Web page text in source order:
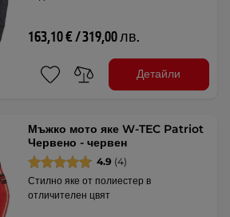
163,10 € / 319,00 лв.
Детайли
Мъжко мото яке W-TEC Patriot
Червено - червен
4.9 (4)
Стилно яке от полиестер в
отличителен цвят